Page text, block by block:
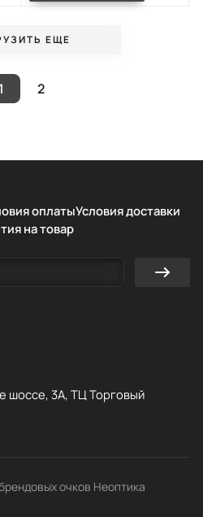
ЕЩЕ
1 2
оплатыУсловия доставки
на товар
шоссе, 3А, ТЦ Торговый
очков Неоптика